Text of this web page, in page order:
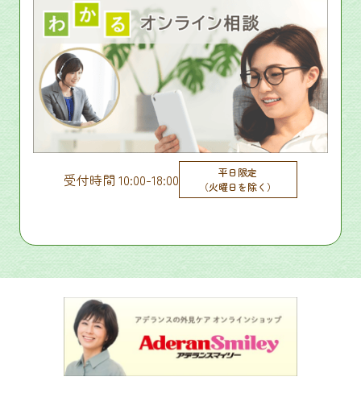
受付時間 10:00-18:00
平日限定
（火曜日を除く）